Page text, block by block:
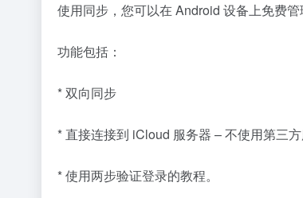
使用同步，您可以在 Android 设备上免费管
功能包括：
* 双向同步
* 直接连接到 iCloud 服务器 – 不使用第三方
* 使用两步验证登录的教程。